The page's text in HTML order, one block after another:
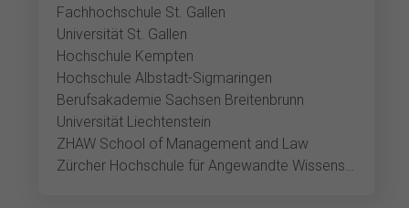
Fachhochschule St. Gallen
Universität St. Gallen
Hochschule Kempten
Hochschule Albstadt-Sigmaringen
Berufsakademie Sachsen Breitenbrunn
Universität Liechtenstein
ZHAW School of Management and Law
Zürcher Hochschule für Angewandte Wissenschaften